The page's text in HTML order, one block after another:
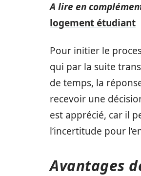
A lire en
logement étudiant
Pour initier le
qui par la suite
de temps, la
recevoir une
est apprécié, car il
l’incertitude pour
Avantages